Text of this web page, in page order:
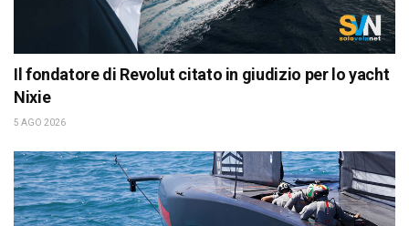
Il fondatore di Revolut citato in giudizio per lo yacht
Nixie
5 AGO 2026